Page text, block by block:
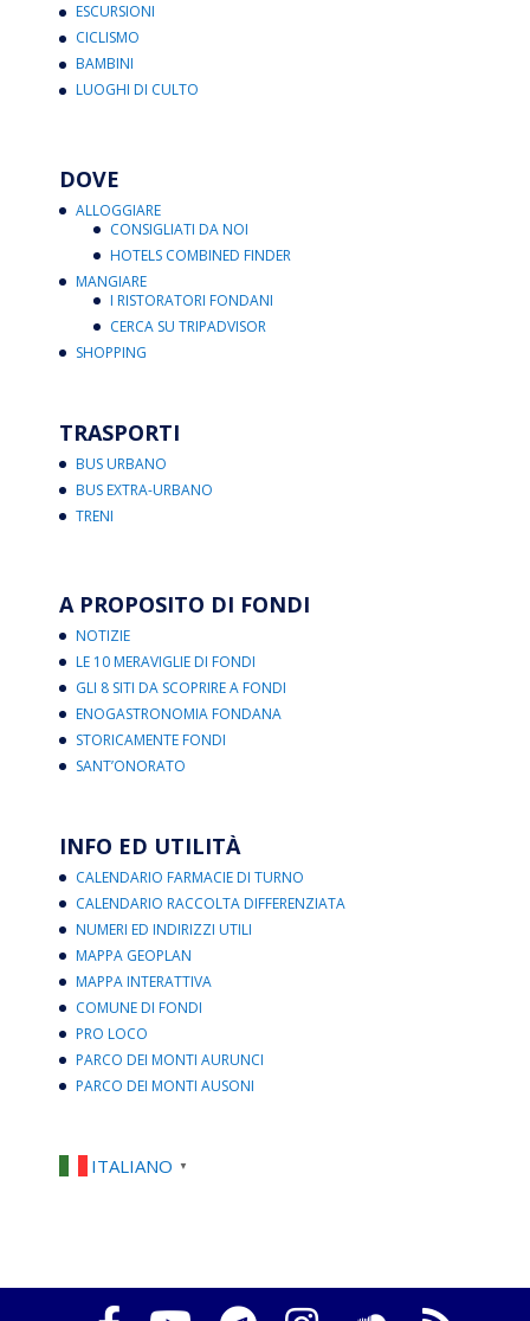
ESCURSIONI
CICLISMO
BAMBINI
LUOGHI DI CULTO
DOVE
ALLOGGIARE
CONSIGLIATI DA NOI
HOTELS COMBINED FINDER
MANGIARE
I RISTORATORI FONDANI
CERCA SU TRIPADVISOR
SHOPPING
TRASPORTI
BUS URBANO
BUS EXTRA-URBANO
TRENI
A PROPOSITO DI FONDI
NOTIZIE
LE 10 MERAVIGLIE DI FONDI
GLI 8 SITI DA SCOPRIRE A FONDI
ENOGASTRONOMIA FONDANA
STORICAMENTE FONDI
SANT’ONORATO
INFO ED UTILITÀ
CALENDARIO FARMACIE DI TURNO
CALENDARIO RACCOLTA DIFFERENZIATA
NUMERI ED INDIRIZZI UTILI
MAPPA GEOPLAN
MAPPA INTERATTIVA
COMUNE DI FONDI
PRO LOCO
PARCO DEI MONTI AURUNCI
PARCO DEI MONTI AUSONI
ITALIANO ▼